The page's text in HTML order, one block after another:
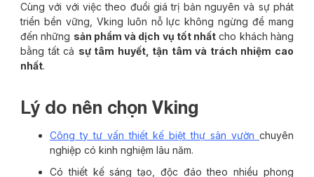
Cùng với với việc theo đuổi giá trị bản nguyên và sự phát
triển bền vững, Vking luôn nỗ lực không ngừng để mang
đến những sản phẩm và dịch vụ tốt nhất cho khách hàng
bằng tất cả sự tâm huyết, tận tâm và trách nhiệm cao
nhất.
Lý do nên chọn Vking
Công ty tư vấn thiết kế biệt thự sân vườn chuyên
nghiệp có kinh nghiệm lâu năm.
Có thiết kế sáng tạo, độc đáo theo nhiều phong